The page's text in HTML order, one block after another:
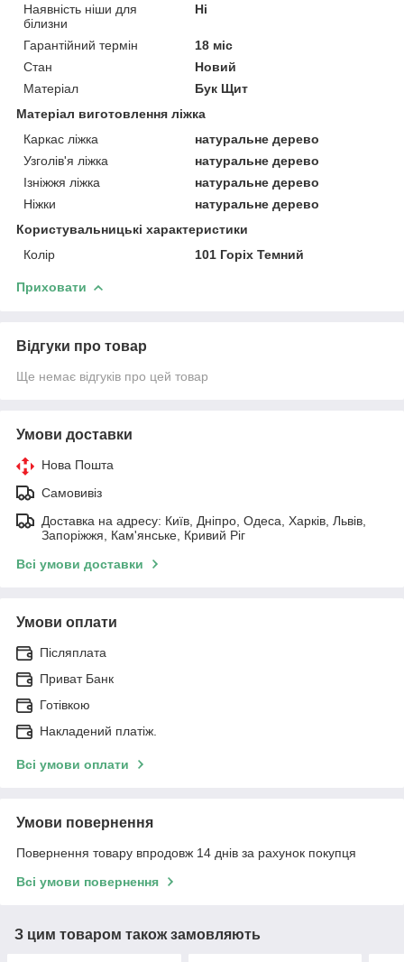
Наявність ніши для
білизни
Ні
Гарантійний термін
18 міс
Стан
Новий
Матеріал
Бук Щит
Матеріал виготовлення ліжка
Каркас ліжка
натуральне дерево
Узголів'я ліжка
натуральне дерево
Ізніжжя ліжка
натуральне дерево
Ніжки
натуральне дерево
Користувальницькі характеристики
Колір
101 Горіх Темний
Приховати
Відгуки про товар
Ще немає відгуків про цей товар
Умови доставки
Нова Пошта
Самовивіз
Доставка на адресу: Київ, Дніпро, Одеса, Харків, Львів,
Запоріжжя, Кам'янське, Кривий Ріг
Всі умови доставки
Умови оплати
Післяплата
Приват Банк
Готівкою
Накладений платіж.
Всі умови оплати
Умови повернення
Повернення товару впродовж 14 днів за рахунок покупця
Всі умови повернення
З цим товаром також замовляють